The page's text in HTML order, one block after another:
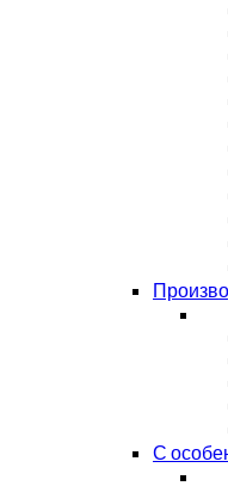
С